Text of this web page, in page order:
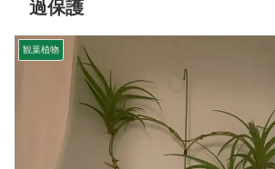
過保護
観葉植物